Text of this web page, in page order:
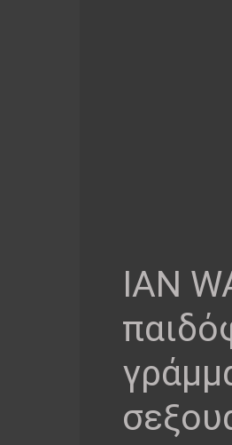
IAN